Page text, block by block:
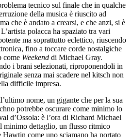
tecnico sul finale che in qualche
della musica è riuscito ad
che è andato a crearsi, e che anzi, si è
L’artista polacca ha spaziato tra vari
ma soprattutto eclettico, riuscendo
fino a toccare corde nostalgiche
come Weekend di Michael Gray.
i brani selezionati, riproponendoli in
senza mai scadere nel kitsch non
difficile impresa.
nome, un gigante che per la sua
potrebbe oscurare come minimo lo
d’Ossola: è l’ora di Richard Michael
minimo dettaglio, un flusso ritmico
come uno sciamano ha portato